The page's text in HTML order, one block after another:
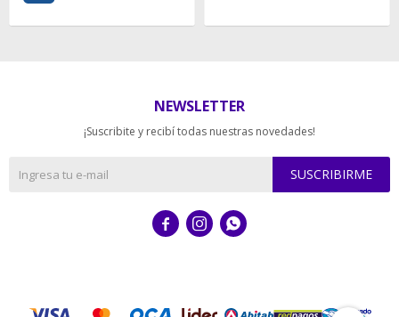
NEWSLETTER
¡Suscribite y recibí todas nuestras novedades!
SUSCRIBIRME
  